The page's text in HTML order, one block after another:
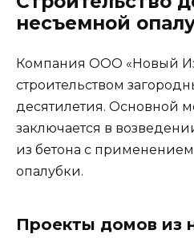
несъемной
Компания ООО «Новый
строительством
десятилетия. Основной
заключается в
из бетона с
опалубки.
Проекты домов из